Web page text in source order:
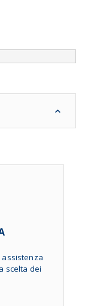
scelta dei